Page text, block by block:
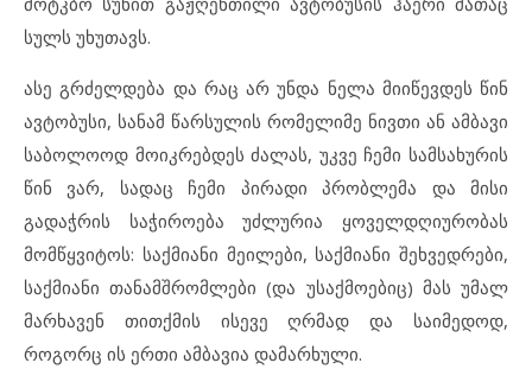
სულს უხუთავს.
ასე გრძელდება და რაც არ უნდა ნელა მიიწევდეს წინ
ავტობუსი, სანამ წარსულის რომელიმე ნივთი ან ამბავი
საბოლოოდ მოიკრებდეს ძალას, უკვე ჩემი სამსახურის
წინ ვარ, სადაც ჩემი პირადი პრობლემა და მისი
გადაჭრის საჭიროება უძლურია ყოველდღიურობას
მომწყვიტოს: საქმიანი მეილები, საქმიანი შეხვედრები,
საქმიანი თანამშრომლები (და უსაქმოებიც) მას უმალ
მარხავენ თითქმის ისევე ღრმად და საიმედოდ,
როგორც ის ერთი ამბავია დამარხული.